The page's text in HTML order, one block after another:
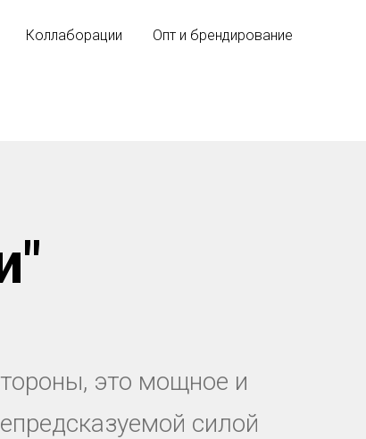
Коллаборации Опт и брендирование
это мощное и
силой